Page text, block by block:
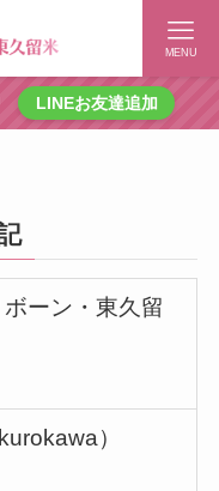
MENU
LINEお友達追加
ーン・東久留
）